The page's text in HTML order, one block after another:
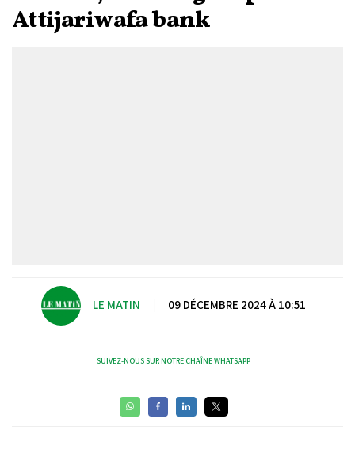
Attijariwafa bank
LE MATIN 09 DÉCEMBRE 2024 À 10:51
SUIVEZ-NOUS SUR NOTRE CHAÎNE WHATSAPP